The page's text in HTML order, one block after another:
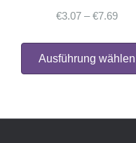
€3.07 –€7.69
bis
Ausführung wählen